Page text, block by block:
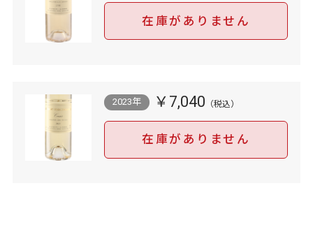
在庫がありません
2023年 ￥7,040
在庫がありません